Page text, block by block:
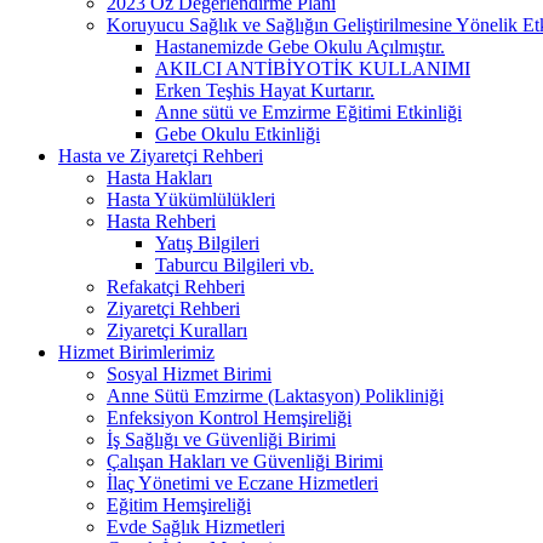
Koruyucu Sağlık ve Sağlığın Geliştirilmesine Yönelik
Hastanemizde Gebe Okulu Açılmıştır.
AKILCI ANTİBİYOTİK KULLANIMI
Erken Teşhis Hayat Kurtarır.
Anne sütü ve Emzirme Eğitimi Etkinliği
Gebe Okulu Etkinliği
Hasta ve Ziyaretçi Rehberi
Hasta Hakları
Hasta Yükümlülükleri
Hasta Rehberi
Yatış Bilgileri
Taburcu Bilgileri vb.
Refakatçi Rehberi
Ziyaretçi Rehberi
Ziyaretçi Kuralları
Hizmet Birimlerimiz
Sosyal Hizmet Birimi
Anne Sütü Emzirme (Laktasyon) Polikliniği
Enfeksiyon Kontrol Hemşireliği
İş Sağlığı ve Güvenliği Birimi
Çalışan Hakları ve Güvenliği Birimi
İlaç Yönetimi ve Eczane Hizmetleri
Eğitim Hemşireliği
Evde Sağlık Hizmetleri